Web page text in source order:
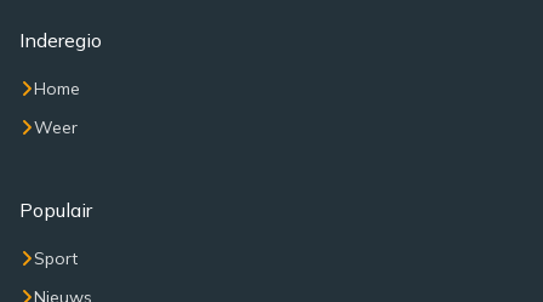
Inderegio
Home
Weer
Populair
Sport
Nieuws